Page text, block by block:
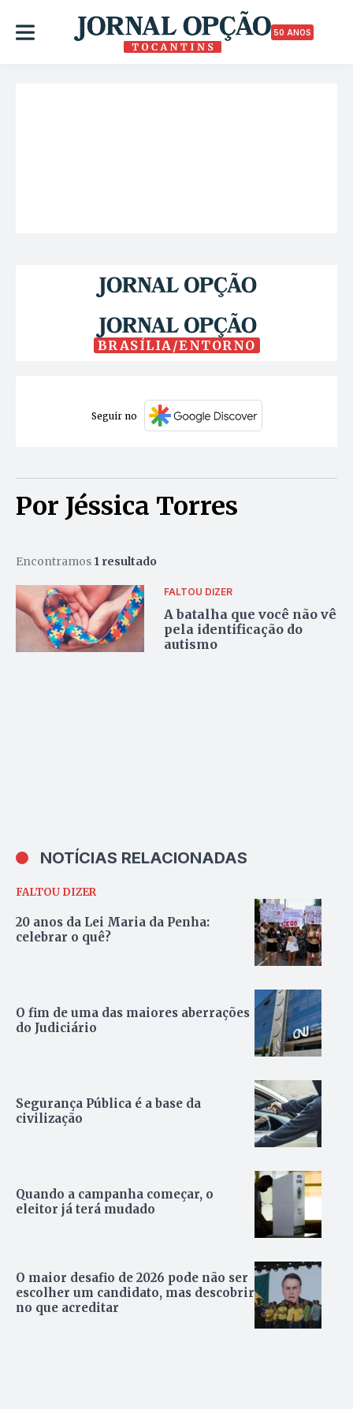
50 ANOS
BRASÍLIA/ENTORNO
Seguir no
Por Jéssica Torres
Encontramos 1 resultado
FALTOU DIZER
A batalha que você não vê
pela identificação do
autismo
NOTÍCIAS RELACIONADAS
FALTOU DIZER
20 anos da Lei Maria da Penha:
celebrar o quê?
O fim de uma das maiores aberrações
do Judiciário
Segurança Pública é a base da
civilização
Quando a campanha começar, o
eleitor já terá mudado
O maior desafio de 2026 pode não ser
escolher um candidato, mas descobrir
no que acreditar